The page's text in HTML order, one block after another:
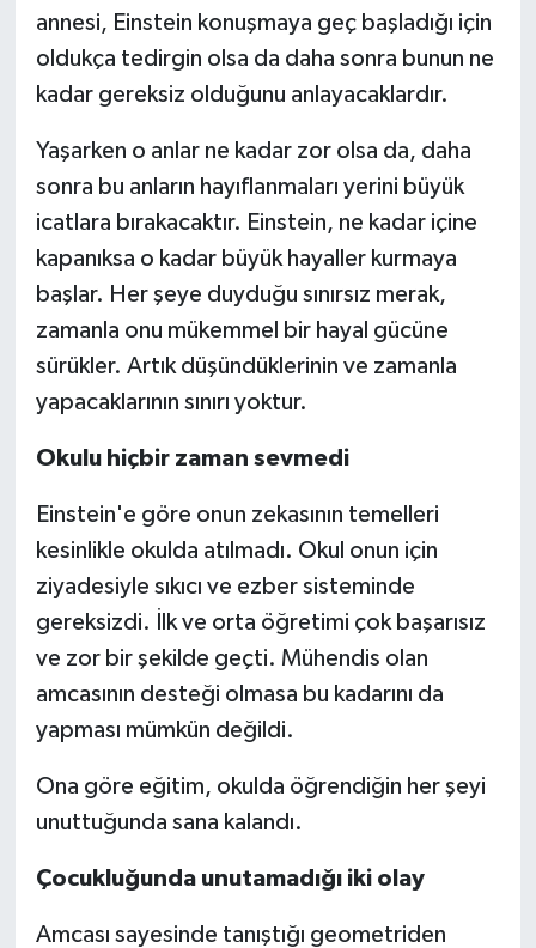
annesi, Einstein konuşmaya geç başladığı için
oldukça tedirgin olsa da daha sonra bunun ne
kadar gereksiz olduğunu anlayacaklardır.
Yaşarken o anlar ne kadar zor olsa da, daha
sonra bu anların hayıflanmaları yerini büyük
icatlara bırakacaktır. Einstein, ne kadar içine
kapanıksa o kadar büyük hayaller kurmaya
başlar. Her şeye duyduğu sınırsız merak,
zamanla onu mükemmel bir hayal gücüne
sürükler. Artık düşündüklerinin ve zamanla
yapacaklarının sınırı yoktur.
Okulu hiçbir zaman sevmedi
Einstein'e göre onun zekasının temelleri
kesinlikle okulda atılmadı. Okul onun için
ziyadesiyle sıkıcı ve ezber sisteminde
gereksizdi. İlk ve orta öğretimi çok başarısız
ve zor bir şekilde geçti. Mühendis olan
amcasının desteği olmasa bu kadarını da
yapması mümkün değildi.
Ona göre eğitim, okulda öğrendiğin her şeyi
unuttuğunda sana kalandı.
Çocukluğunda unutamadığı iki olay
Amcası sayesinde tanıştığı geometriden